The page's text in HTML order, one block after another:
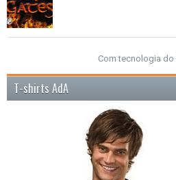
Com tecnologia do
T-shirts AdA